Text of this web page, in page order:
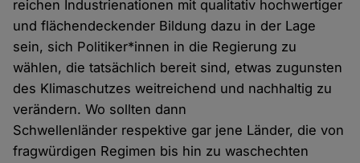
reichen Industrienationen mit qualitativ hochwertiger
und flächendeckender Bildung dazu in der Lage
sein, sich Politiker*innen in die Regierung zu
wählen, die tatsächlich bereit sind, etwas zugunsten
des Klimaschutzes weitreichend und nachhaltig zu
verändern. Wo sollten dann
Schwellenländer respektive gar jene Länder, die von
fragwürdigen Regimen bis hin zu waschechten